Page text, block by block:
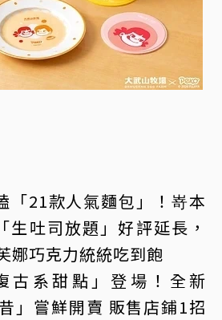
「21款人氣麵包」！嵜本
生吐司放題」好評延長，
娜巧克力統統吃到飽
古系甜點」登場！全新
」嘗鮮開賣 販售店鋪1招